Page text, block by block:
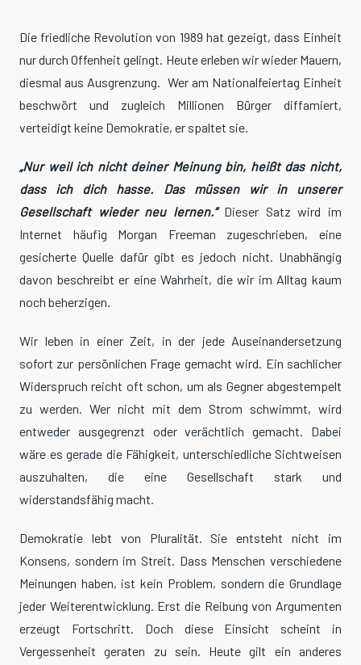
Die friedliche Revolution von 1989 hat gezeigt, dass Einheit
nur durch Offenheit gelingt. Heute erleben wir wieder Mauern,
diesmal aus Ausgrenzung. Wer am Nationalfeiertag Einheit
beschwört und zugleich Millionen Bürger diffamiert,
verteidigt keine Demokratie, er spaltet sie.
„Nur weil ich nicht deiner Meinung bin, heißt das nicht,
dass ich dich hasse. Das müssen wir in unserer
Gesellschaft wieder neu lernen.“Dieser Satz wird im
Internet häufig Morgan Freeman zugeschrieben, eine
gesicherte Quelle dafür gibt es jedoch nicht. Unabhängig
davon beschreibt er eine Wahrheit, die wir im Alltag kaum
noch beherzigen.
Wir leben in einer Zeit, in der jede Auseinandersetzung
sofort zur persönlichen Frage gemacht wird. Ein sachlicher
Widerspruch reicht oft schon, um als Gegner abgestempelt
zu werden. Wer nicht mit dem Strom schwimmt, wird
entweder ausgegrenzt oder verächtlich gemacht. Dabei
wäre es gerade die Fähigkeit, unterschiedliche Sichtweisen
auszuhalten, die eine Gesellschaft stark und
widerstandsfähig macht.
Demokratie lebt von Pluralität. Sie entsteht nicht im
Konsens, sondern im Streit. Dass Menschen verschiedene
Meinungen haben, ist kein Problem, sondern die Grundlage
jeder Weiterentwicklung. Erst die Reibung von Argumenten
erzeugt Fortschritt. Doch diese Einsicht scheint in
Vergessenheit geraten zu sein. Heute gilt ein anderes